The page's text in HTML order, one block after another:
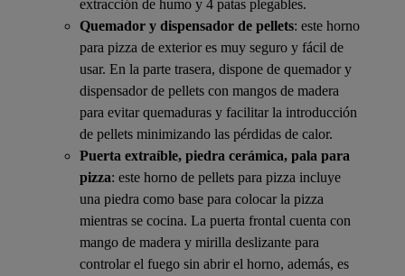
extracción de humo y 4 patas plegables.
Quemador y dispensador de pellets: este horno
para pizza de exterior es muy seguro y fácil de
usar. En la parte trasera, dispone de quemador y
dispensador de pellets con mangos de madera
para evitar quemaduras y facilitar la introducción
de pellets minimizando las pérdidas de calor.
Puerta extraíble, piedra cerámica, pala para
pizza: este horno de pellets para pizza incluye
una piedra como base para colocar la pizza
mientras se cocina. La puerta frontal cuenta con
mango de madera y mirilla deslizante para
controlar el fuego sin abrir el horno, además, es